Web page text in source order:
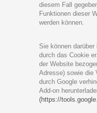
diesem Fall
Funktionen dieser
werden können.
Sie können
durch das Cookie
der Website
Adresse) sowie die
durch Google
Add-on
(https://